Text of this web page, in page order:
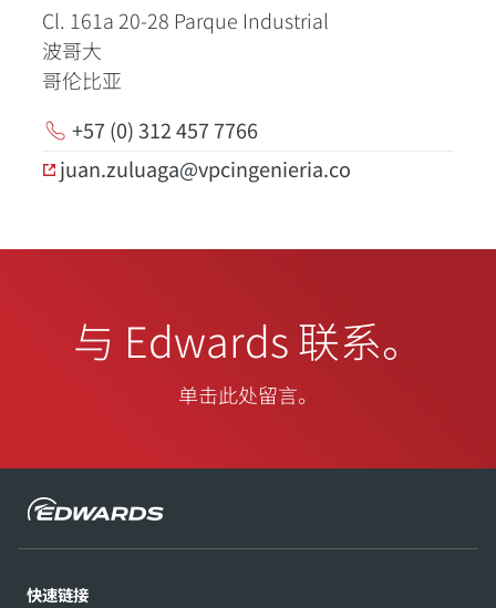
Cl. 161a 20-28 Parque Industrial
波哥大
哥伦比亚
+57 (0) 312 457 7766
juan.zuluaga@vpcingenieria.co
与 Edwards 联系。
单击此处留言。
快速链接